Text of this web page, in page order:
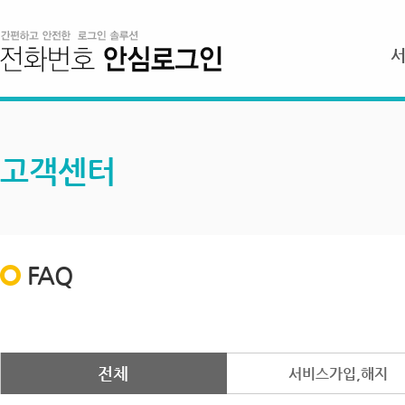
고객센터
FAQ
전체 서비스가입,해지